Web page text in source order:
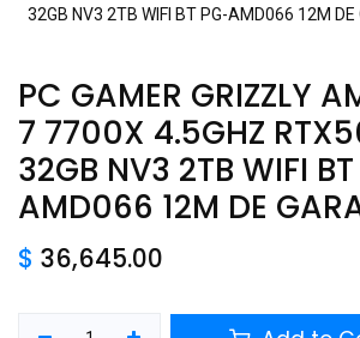
32GB NV3 2TB WIFI BT PG-AMD066 12M DE
PC GAMER GRIZZLY
7 7700X 4.5GHZ
32GB NV3 2TB WIFI
AMD066 12M DE
$ 36,645.00